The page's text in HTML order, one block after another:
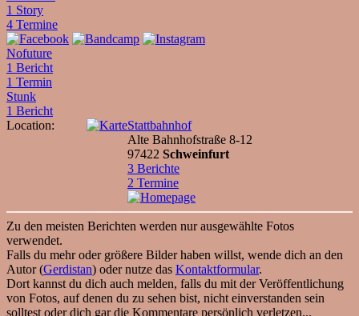
1 Story
4 Termine
Nofuture
1 Bericht
1 Termin
Stunk
1 Bericht
Location:
Stattbahnhof
Alte Bahnhofstraße 8-12
97422 Schweinfurt
3 Berichte
2 Termine
Zu den meisten Berichten werden nur ausgewählte Fotos
verwendet.
Falls du mehr oder größere Bilder haben willst, wende dich an den
Autor (Gerdistan) oder nutze das Kontaktformular.
Dort kannst du dich auch melden, falls du mit der Veröffentlichung
von Fotos, auf denen du zu sehen bist, nicht einverstanden sein
solltest oder dich gar die Kommentare persönlich verletzen...